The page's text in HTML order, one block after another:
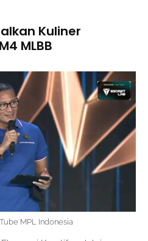
Kuliner
MLBB
MPL Indonesia